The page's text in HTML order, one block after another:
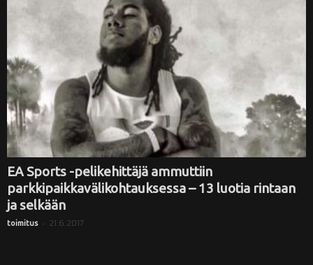
EA Sports -pelikehittäjä ammuttiin
parkkipaikkavälikohtauksessa – 13 luotia rintaan
ja selkään
toimitus - 21.6.2017